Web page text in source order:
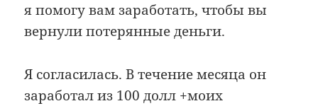
я помогу вам заработать, чтобы вы
вернули потерянные деньги.
Я согласилась. В течение месяца он
заработал из 100 долл +моих